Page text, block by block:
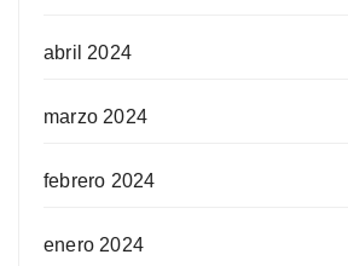
abril 2024
marzo 2024
febrero 2024
enero 2024